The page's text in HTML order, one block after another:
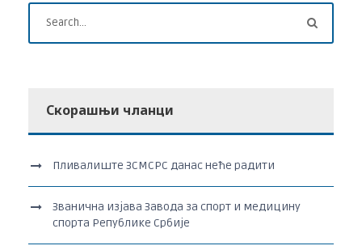
Скорашњи чланци
Пливалиште ЗСМСРС данас неће радити
Званична изјава Завода за спорт и медицину
спорта Републике Србије